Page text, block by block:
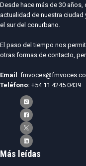
Desde hace más de 30
actualidad de nuestra ciudad
el sur del conurbano.
El paso del tiempo nos
otras formas de contacto,
Email :
Teléfono: +54 11 4245 0439
Más leídas